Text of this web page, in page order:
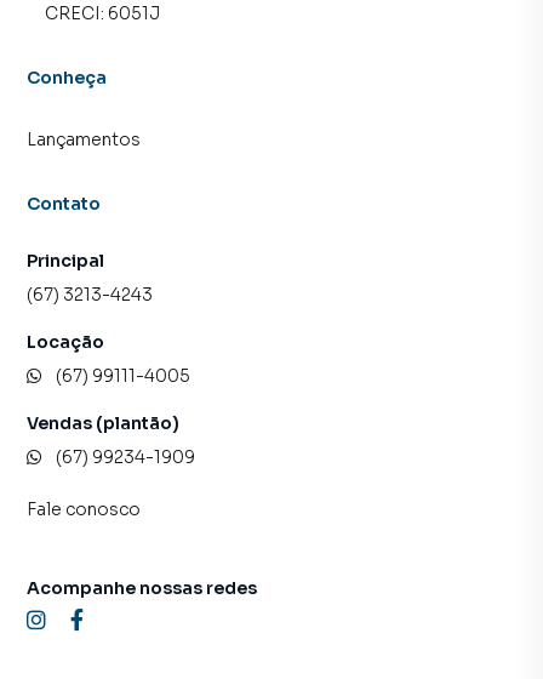
CRECI: 6051J
Conheça
Lançamentos
Contato
Principal
(67) 3213-4243
Locação
(67) 99111-4005
Vendas (plantão)
(67) 99234-1909
Fale conosco
Acompanhe nossas redes